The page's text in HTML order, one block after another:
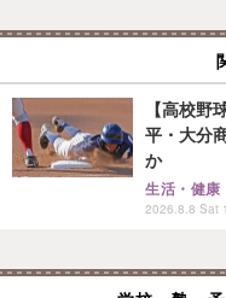
【高校野
平・大分
か
生活・健康
2026.8.8 Sat